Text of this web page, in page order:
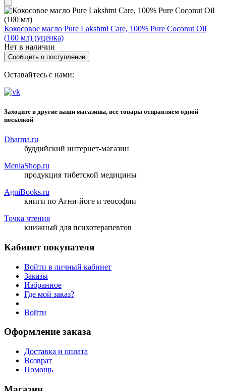
Кокосовое масло Pure Lakshmi Care, 100% Pure Coconut Oil
(100 мл) (уценка)
Нет в наличии
Сообщить о поступлении
Оставайтесь с нами:
Заходите в другие наши магазины, все товары отправляем одной
посылкой
Dharma.ru
буддийский интернет-магазин
MenlaShop.ru
продукция тибетской медицины
AgniBooks.ru
книги по Агни-йоге и теософии
Точка чтения
книжный для психотерапевтов
Кабинет покупателя
Войти в личный кабинет
Заказы
Избранное
Где мой заказ?
Войти
Оформление заказа
Доставка и оплата
Возврат
Помощь